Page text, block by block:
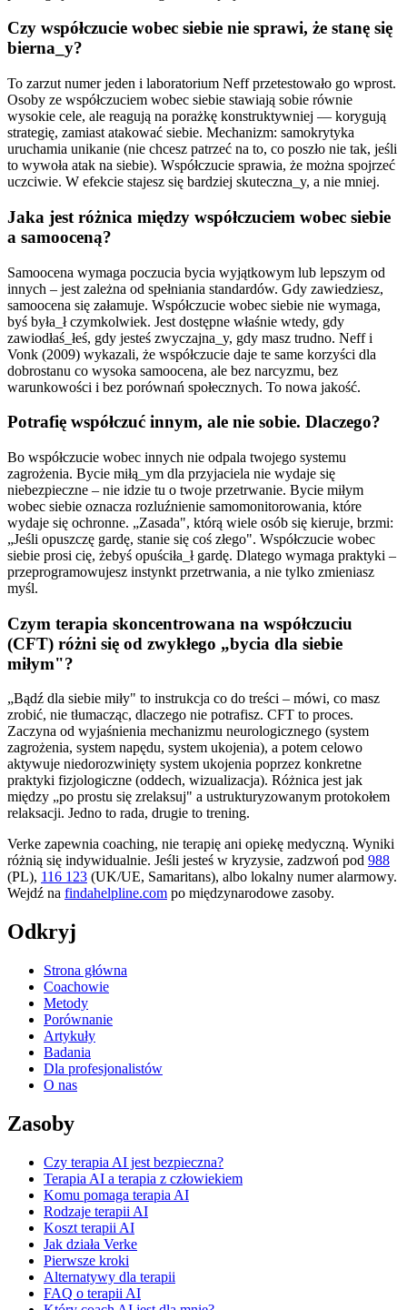
Czy współczucie wobec siebie nie sprawi, że stanę się
bierna_y?
To zarzut numer jeden i laboratorium Neff przetestowało go wprost.
Osoby ze współczuciem wobec siebie stawiają sobie równie
wysokie cele, ale reagują na porażkę konstruktywniej — korygują
strategię, zamiast atakować siebie. Mechanizm: samokrytyka
uruchamia unikanie (nie chcesz patrzeć na to, co poszło nie tak, jeśli
to wywoła atak na siebie). Współczucie sprawia, że można spojrzeć
uczciwie. W efekcie stajesz się bardziej skuteczna_y, a nie mniej.
Jaka jest różnica między współczuciem wobec siebie
a samooceną?
Samoocena wymaga poczucia bycia wyjątkowym lub lepszym od
innych – jest zależna od spełniania standardów. Gdy zawiedziesz,
samoocena się załamuje. Współczucie wobec siebie nie wymaga,
byś była_ł czymkolwiek. Jest dostępne właśnie wtedy, gdy
zawiodłaś_łeś, gdy jesteś zwyczajna_y, gdy masz trudno. Neff i
Vonk (2009) wykazali, że współczucie daje te same korzyści dla
dobrostanu co wysoka samoocena, ale bez narcyzmu, bez
warunkowości i bez porównań społecznych. To nowa jakość.
Potrafię współczuć innym, ale nie sobie. Dlaczego?
Bo współczucie wobec innych nie odpala twojego systemu
zagrożenia. Bycie miłą_ym dla przyjaciela nie wydaje się
niebezpieczne – nie idzie tu o twoje przetrwanie. Bycie miłym
wobec siebie oznacza rozluźnienie samomonitorowania, które
wydaje się ochronne. „Zasada", którą wiele osób się kieruje, brzmi:
„Jeśli opuszczę gardę, stanie się coś złego". Współczucie wobec
siebie prosi cię, żebyś opuściła_ł gardę. Dlatego wymaga praktyki –
przeprogramowujesz instynkt przetrwania, a nie tylko zmieniasz
myśl.
Czym terapia skoncentrowana na współczuciu
(CFT) różni się od zwykłego „bycia dla siebie
miłym"?
„Bądź dla siebie miły" to instrukcja co do treści – mówi, co masz
zrobić, nie tłumacząc, dlaczego nie potrafisz. CFT to proces.
Zaczyna od wyjaśnienia mechanizmu neurologicznego (system
zagrożenia, system napędu, system ukojenia), a potem celowo
aktywuje niedorozwinięty system ukojenia poprzez konkretne
praktyki fizjologiczne (oddech, wizualizacja). Różnica jest jak
między „po prostu się zrelaksuj" a ustrukturyzowanym protokołem
relaksacji. Jedno to rada, drugie to trening.
Verke zapewnia coaching, nie terapię ani opiekę medyczną. Wyniki
różnią się indywidualnie. Jeśli jesteś w kryzysie, zadzwoń pod 988
(PL), 116 123 (UK/UE, Samaritans), albo lokalny numer alarmowy.
Wejdź na findahelpline.com po międzynarodowe zasoby.
Odkryj
Strona główna
Coachowie
Metody
Porównanie
Artykuły
Badania
Dla profesjonalistów
O nas
Zasoby
Czy terapia AI jest bezpieczna?
Terapia AI a terapia z człowiekiem
Komu pomaga terapia AI
Rodzaje terapii AI
Koszt terapii AI
Jak działa Verke
Pierwsze kroki
Alternatywy dla terapii
FAQ o terapii AI